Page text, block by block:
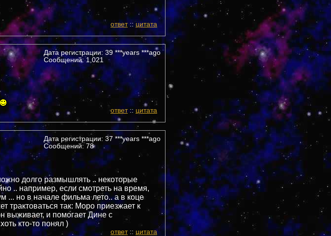
ответ:: цитата
Дата регистрации: 39 ***years ***ago
Сообщений: 1,021
ответ:: цитата
Дата регистрации: 37 ***years ***ago
Сообщений: 78
долго размышлять .. некоторые
.. например, если смотреть на время,
... но в начале фильма лето.. а в коце
трактоваться так: Моро приезжает к
выживает, и помогает Дине с
кто-то понял )
ответ:: цитата